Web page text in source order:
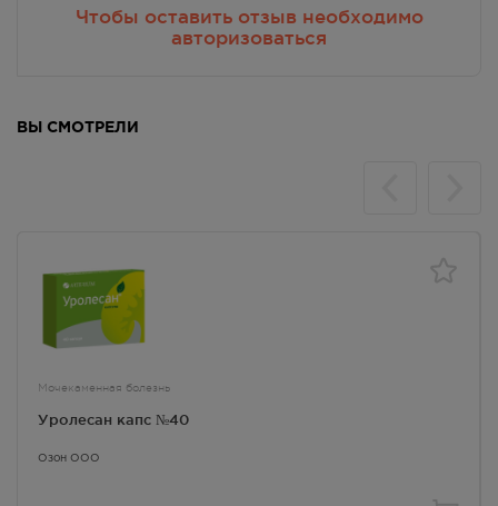
Чтобы оставить отзыв необходимо
авторизоваться
ВЫ СМОТРЕЛИ
Мочекаменная болезнь
Уролесан капс №40
Озон ООО